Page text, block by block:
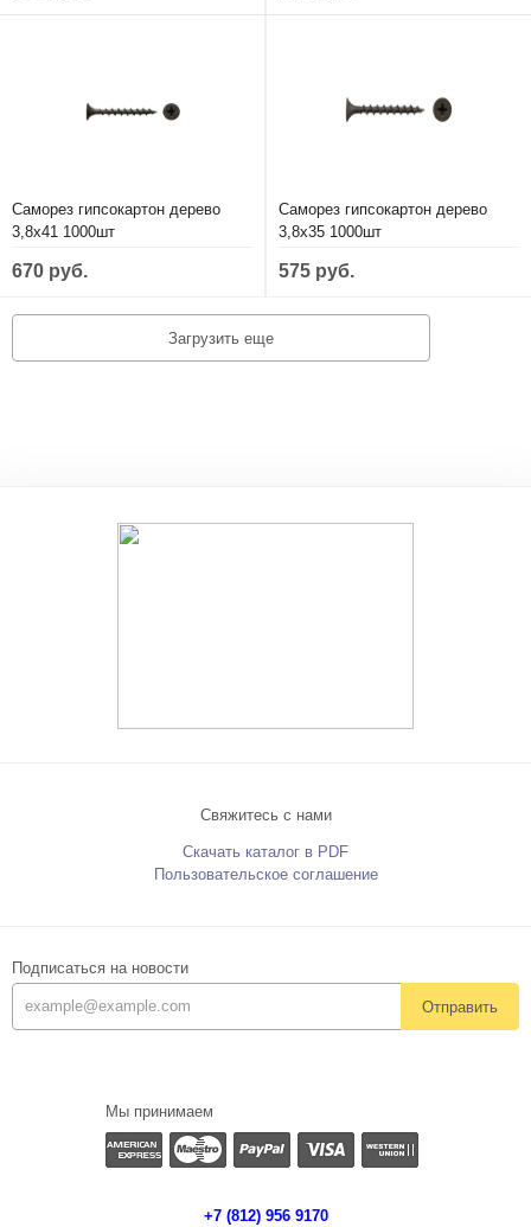
Саморез гипсокартон дерево
3,8х41 1000шт
670 руб.
Саморез гипсокартон дерево
3,8х35 1000шт
575 руб.
Загрузить еще
Свяжитесь с нами
Скачать каталог в PDF
Пользовательское соглашение
Подписаться на новости
Отправить
Мы принимаем
+7 (812) 956 9170